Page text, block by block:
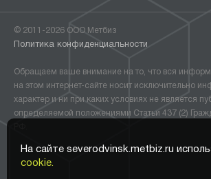
На сайте severodvinsk.metbiz.ru
cookie.
© 2011-2026 ООО Метбиз
Политика конфиденциальности
Обращаем ваше внимание на то, что вся
на этом интернет-сайте носит исключительно
характер и ни при каких условиях не является
определяемой положениями Статьи 437 (2)